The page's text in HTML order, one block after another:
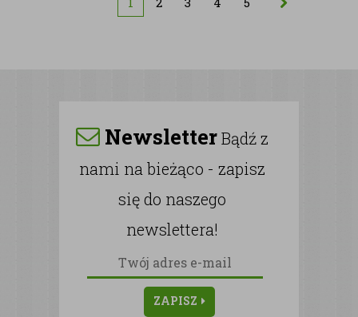
NewsletterBądź z
nami na bieżąco - zapisz
się do naszego
newslettera!
ZAPISZ